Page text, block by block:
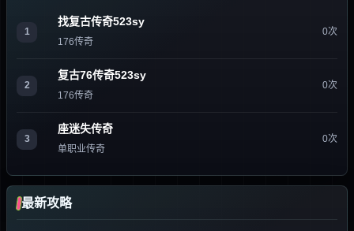
1
找复古传奇523sy
176传奇
0次
2
复古76传奇523sy
176传奇
0次
3
座迷失传奇
单职业传奇
0次
最新攻略